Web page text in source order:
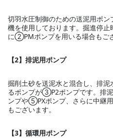
切羽水圧制御のための送泥用ポ
機を使用しております。掘進停
に②PMポンプを用いる場合もご
【2】排泥用ポンプ
掘削土砂を送泥水と混合し、排
るポンプが③P2ポンプです。排
ンプや⑤PXポンプ、さらに中継
もございます。
【3】循環用ポンプ